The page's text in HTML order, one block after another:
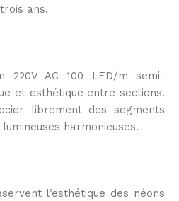
ans.
220V AC 100 LED/m semi-
et esthétique entre sections.
librement des segments
harmonieuses.
l’esthétique des néons